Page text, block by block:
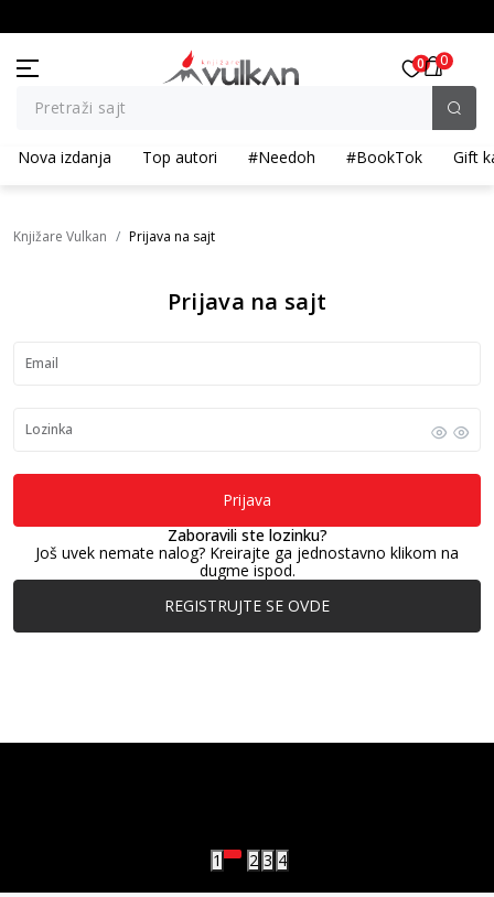
Pretraži sajt
0 0
Nova izdanja Top autori #Needoh #BookTok Gift
Knjižare Vulkan Prijava na sajt
Prijava na sajt
Email
Lozinka
Prijava
Zaboravili ste lozinku?
Još uvek nemate nalog? Kreirajte ga jednostavno klikom na
dugme ispod.
REGISTRUJTE SE OVDE
1 2 3 4